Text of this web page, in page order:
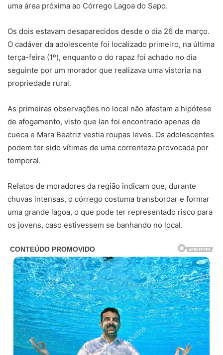
uma área próxima ao Córrego Lagoa do Sapo.
Os dois estavam desaparecidos desde o dia 26 de março.
O cadáver da adolescente foi localizado primeiro, na última
terça-feira (1º), enquanto o do rapaz foi achado no dia
seguinte por um morador que realizava uma vistoria na
propriedade rural.
As primeiras observações no local não afastam a hipótese
de afogamento, visto que Ian foi encontrado apenas de
cueca e Mara Beatriz vestia roupas leves. Os adolescentes
podem ter sido vítimas de uma correnteza provocada por
temporal.
Relatos de moradores da região indicam que, durante
chuvas intensas, o córrego costuma transbordar e formar
uma grande lagoa, o que pode ter representado risco para
os jovens, caso estivessem se banhando no local.